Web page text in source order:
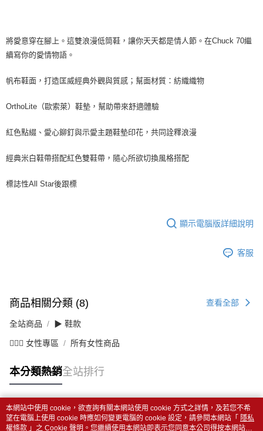
將愛意穿在腳上。這雙浪漫低筒鞋，讓你天天都是情人節。在Chuck 70繼
續寫你的愛情物語。
帆布鞋面，打造匡威經典外觀與質感；幫面材質：紡織織物
OrthoLite（歐索萊）鞋墊，幫助帶來舒適體驗
紅色點綴、愛心鉚釘與示愛主題鞋墊印花，共同詮釋浪漫
經典米白鞋帶搭配紅色雙鞋帶，隨心所欲切換風格搭配
標誌性All Star後跟標
顯示電腦版詳細說明
客服
商品相關分類 (8) 查看全部
全站商品 ▶ 鞋款
💁🏻‍♀️ 女性專區 所有女性商品
本分類熱銷全站排行
熱門標籤
本網站中使用 cookie，欲查詢有關本網站使用 cookie 方式之詳情，及若您不希
望在電腦上使用 cookie 時應如何變更電腦的 cookie 設定，請參閱本網站「 隱私
權條款 」之 Cookie 聲明。您繼續使用本網站即表示您同意本公司得按本網站使